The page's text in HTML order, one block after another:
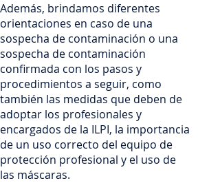
Además, brindamos diferentes
orientaciones en caso de una
sospecha de contaminación o una
sospecha de contaminación
confirmada con los pasos y
procedimientos a seguir, como
también las medidas que deben de
adoptar los profesionales y
encargados de la ILPI, la importancia
de un uso correcto del equipo de
protección profesional y el uso de
las máscaras.